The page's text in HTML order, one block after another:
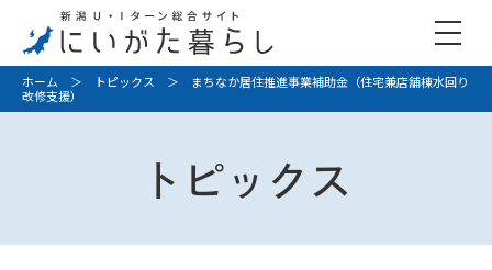
ホーム ＞ トピックス ＞ まちなか居住推進事業補助金（住宅兼店舗棟水回り
改修支援）
トピックス